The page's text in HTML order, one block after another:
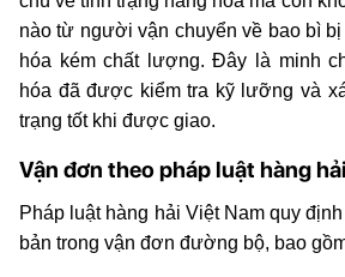
nào từ người vận chuyển về bao bì
hóa kém chất lượng. Đây là minh
hóa đã được kiểm tra kỹ lưỡng và
trạng tốt khi được giao.
Vận đơn theo pháp luật hàng
Pháp luật hàng hải Việt Nam quy
bản trong vận đơn đường bộ, bao